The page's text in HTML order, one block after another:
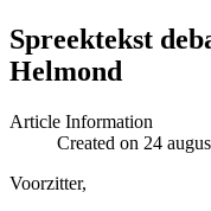
Spreektekst
Helmond
Article Information
Created on 24
Voorzitter,